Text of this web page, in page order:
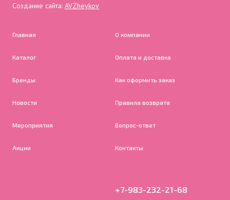
Создание сайта: AVZheykov
Главная
Каталог
Бренды
Новости
Мероприятия
Акции
О компании
Оплата и доставка
Как оформить заказ
Правила возврата
Вопрос-ответ
Контакты
+7-983-232-21-68